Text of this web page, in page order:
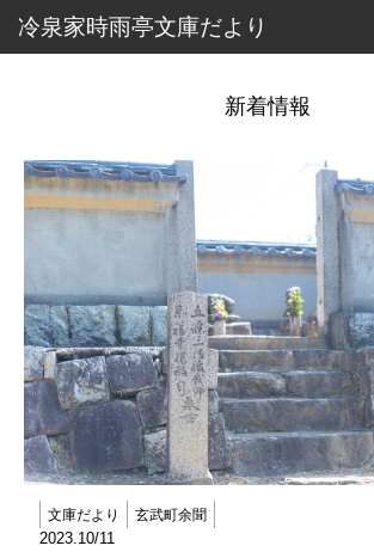
冷泉家時雨亭文庫だよ り
北の大蔵・新設の背景
進捗報告
寄付について
冷泉家について
冷泉家時雨亭文庫について
為人愚記
やまと歌がたり
玄武町余聞
御所北さんぽ
お知らせ
お問い合わせ
新着情報
文庫だより 玄武町余聞
2023.10/11